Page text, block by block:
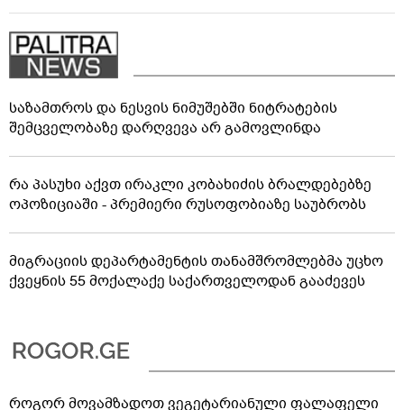
საზამთროს და ნესვის ნიმუშებში ნიტრატების
შემცველობაზე დარღვევა არ გამოვლინდა
რა პასუხი აქვთ ირაკლი კობახიძის ბრალდებებზე
ოპოზიციაში - პრემიერი რუსოფობიაზე საუბრობს
მიგრაციის დეპარტამენტის თანამშრომლებმა უცხო
ქვეყნის 55 მოქალაქე საქართველოდან გააძევეს
როგორ მოვამზადოთ ვეგეტარიანული ფალაფელი